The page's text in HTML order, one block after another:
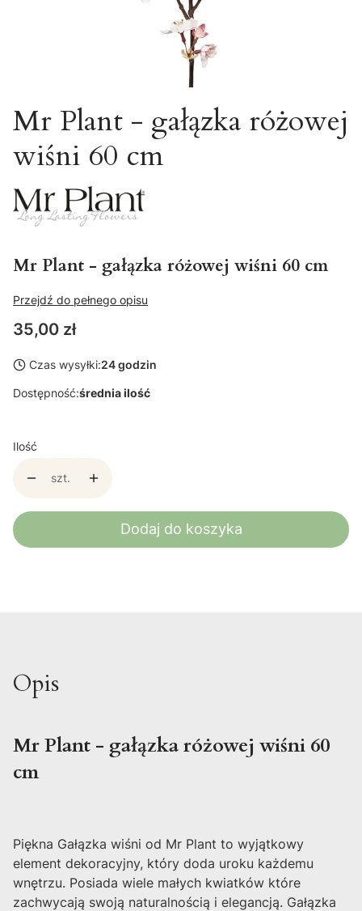
Mr Plant - gałązka różowej
wiśni 60 cm
Mr Plant - gałązka różowej wiśni 60 cm
Przejdź do pełnego opisu
Cena
35,00 zł
Czas wysyłki:24 godzin
Dostępność:średnia ilość
Ilość
szt.
Dodaj do koszyka
Opis
Mr Plant - gałązka różowej wiśni 60
cm
Piękna Gałązka wiśni od Mr Plant to wyjątkowy
element dekoracyjny, który doda uroku każdemu
wnętrzu. Posiada wiele małych kwiatków które
zachwycają swoją naturalnością i elegancją. Gałązka